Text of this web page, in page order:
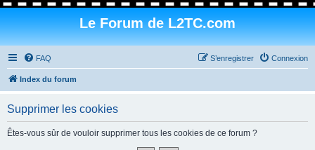
Le Forum de L2TC.com
FAQ Connexion
S’enregistrer
Index du forum
Supprimer les cookies
Êtes-vous sûr de vouloir supprimer tous les cookies de ce forum ?